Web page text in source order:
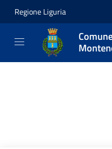
Regione Liguria